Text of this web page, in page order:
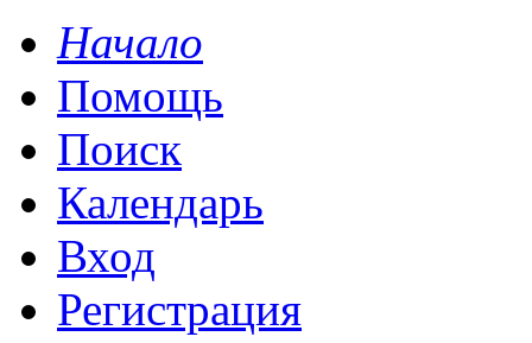
Начало
Помощь
Поиск
Календарь
Вход
Регистрация